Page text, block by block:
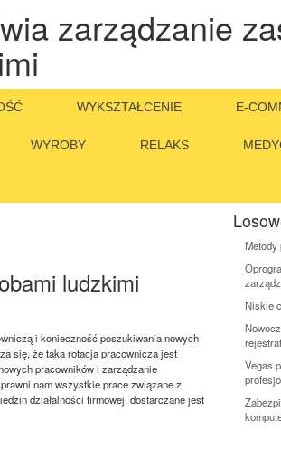
zarządzanie
WYKSZTAŁCENIE E-
WYROBY RELAKS
ludzkimi
i konieczność poszukiwania nowych
się, że taka rotacja pracownicza jest
pracowników i zarządzanie
nam wszystkie prace związane z
działalności firmowej, dostarczane jest
Metody
Niskie
Vegas